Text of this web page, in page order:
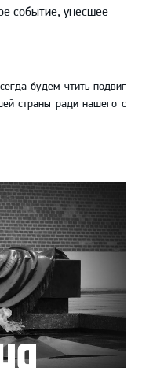
событие, унесшее
будем чтить подвиг
страны ради нашего с